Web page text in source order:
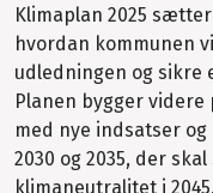
Klimaplan 2025
hvordan kommunen
udledningen og sikre
Planen bygger videre
med nye indsatser
2030 og 2035, der
klimaneutralitet i 2045.